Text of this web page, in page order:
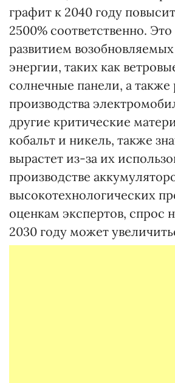
графит к 2040 году
2500% соответственно. Это
развитием
энергии, таких как
солнечные панели, а также
производства
другие критические
кобальт и никель, также
вырастет из-за их
производстве
высокотехнологических
оценкам экспертов, спрос
2030 году может